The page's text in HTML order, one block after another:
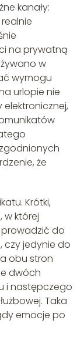
kanały:
na prywatną
w
wymogu
urlopie nie
że
Krótki,
w której
prowadzić do
czy jedynie do
obu stron
dwóch
i następczego
Taka
emocje po